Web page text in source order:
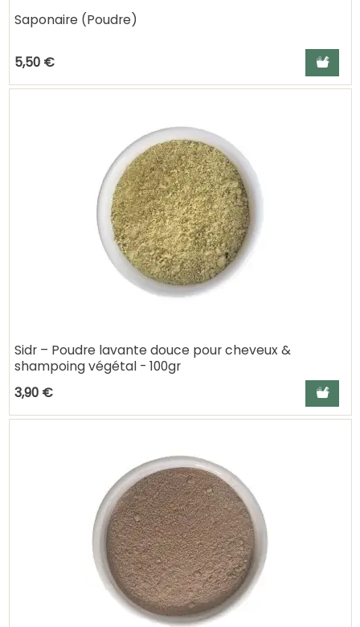
Saponaire (Poudre)
5,50 € Ajouter
Sidr – Poudre lavante douce pour cheveux &
shampoing végétal - 100gr
3,90 €
Ajouter